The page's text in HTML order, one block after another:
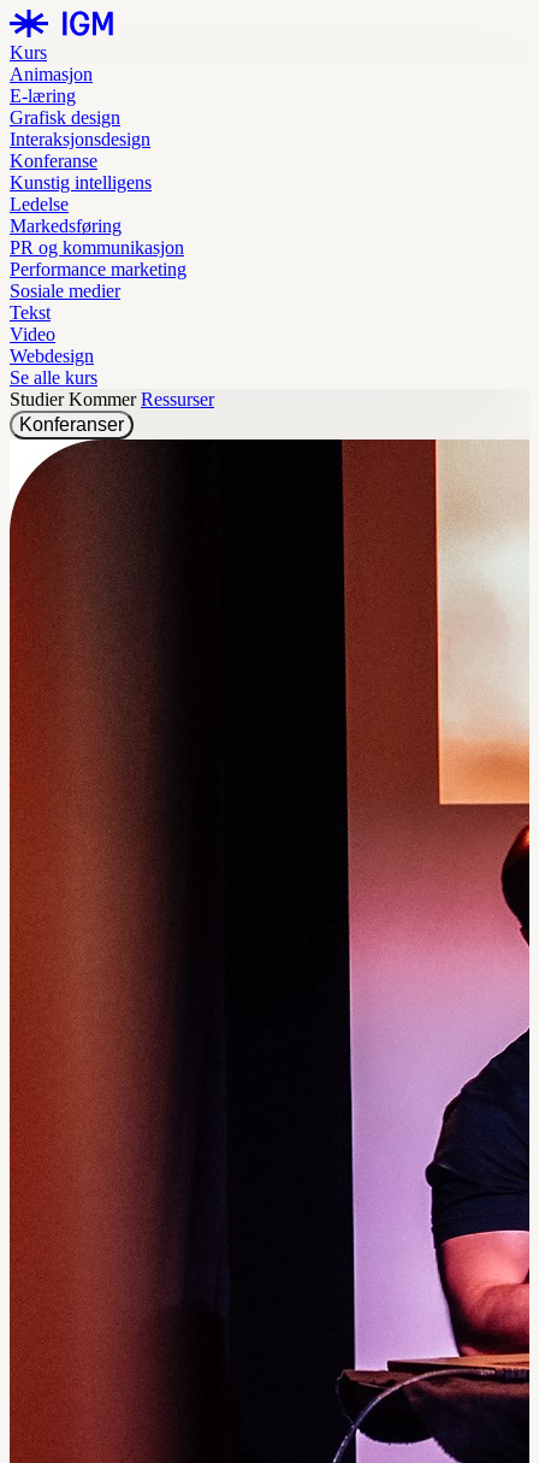
Kurs
Animasjon
E-læring
Grafisk design
Interaksjonsdesign
Konferanse
Kunstig intelligens
Ledelse
Markedsføring
PR og kommunikasjon
Performance marketing
Sosiale medier
Tekst
Video
Webdesign
Se alle kurs
StudierKommer Ressurser
Konferanser